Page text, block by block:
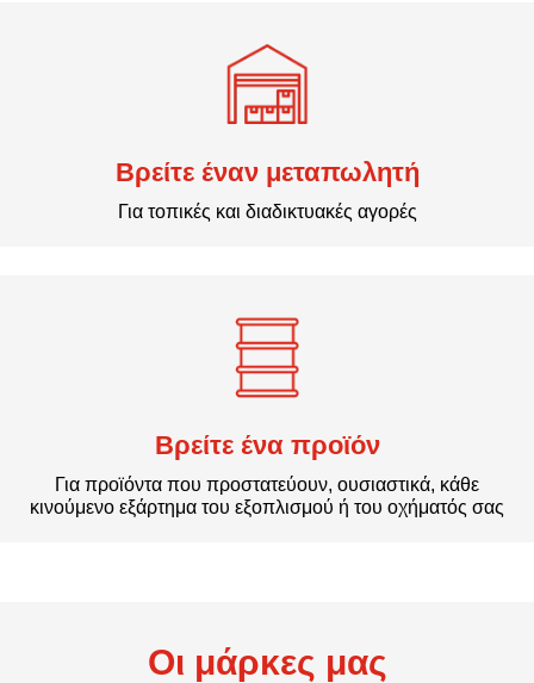
Βρείτε έναν μεταπωλητή
Για τοπικές και διαδικτυακές αγορές
Βρείτε ένα προϊόν
Για προϊόντα που προστατεύουν, ουσιαστικά, κάθε
κινούμενο εξάρτημα του εξοπλισμού ή του οχήματός σας
Οι μάρκες μας